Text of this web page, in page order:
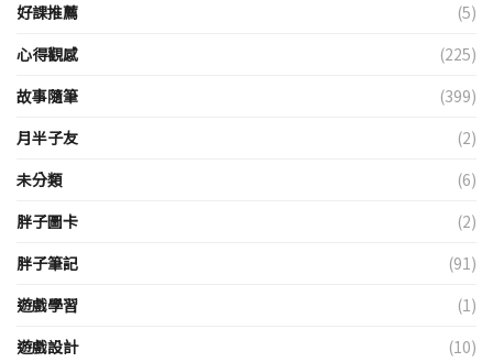
好課推薦
(5)
心得觀感
(225)
故事隨筆
(399)
月半子友
(2)
未分類
(6)
胖子圖卡
(2)
胖子筆記
(91)
遊戲學習
(1)
遊戲設計
(10)